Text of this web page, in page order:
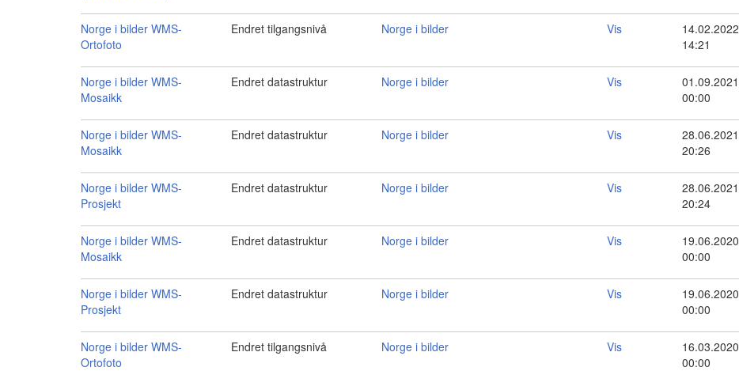
Norge i bilder WMS-
Ortofoto
Endret tilgangsnivå Norge i bilder Vis
14.02.2022
14:21
Norge i bilder WMS-
Mosaikk
Endret datastruktur Norge i bilder Vis
01.09.2021
00:00
Norge i bilder WMS-
Mosaikk
Endret datastruktur Norge i bilder Vis
28.06.2021
20:26
Norge i bilder WMS-
Prosjekt
Endret datastruktur Norge i bilder Vis
28.06.2021
20:24
Norge i bilder WMS-
Mosaikk
Endret datastruktur Norge i bilder Vis
19.06.2020
00:00
Norge i bilder WMS-
Prosjekt
Endret datastruktur Norge i bilder Vis
19.06.2020
00:00
Norge i bilder WMS-
Ortofoto
Endret tilgangsnivå Norge i bilder Vis
16.03.2020
00:00